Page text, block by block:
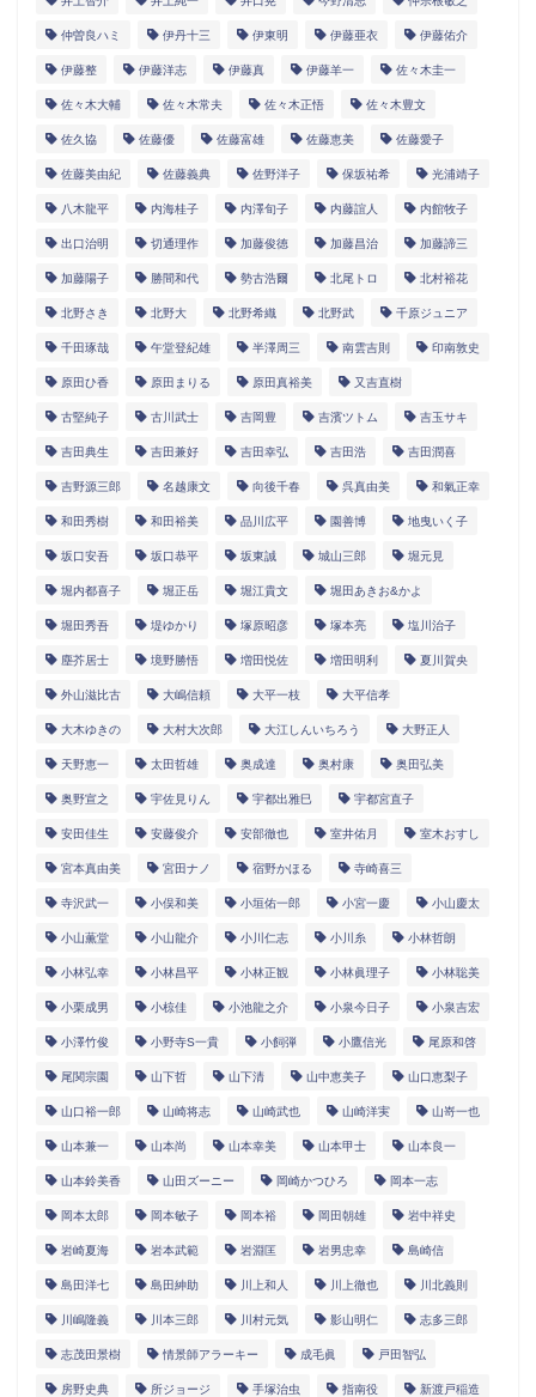
仲曽良ハミ 伊丹十三 伊東明 伊藤亜衣 伊藤佑介
伊藤整 伊藤洋志 伊藤真 伊藤羊一 佐々木圭一
佐々木大輔 佐々木常夫 佐々木正悟 佐々木豊文
佐久協 佐藤優 佐藤富雄 佐藤恵美 佐藤愛子
佐藤美由紀 佐藤義典 佐野洋子 保坂祐希 光浦靖子
八木龍平 内海桂子 内澤旬子 内藤誼人 内館牧子
出口治明 切通理作 加藤俊徳 加藤昌治 加藤諦三
加藤陽子 勝間和代 勢古浩爾 北尾トロ 北村裕花
北野さき 北野大 北野希織 北野武 千原ジュニア
千田琢哉 午堂登紀雄 半澤周三 南雲吉則 印南敦史
原田ひ香 原田まりる 原田真裕美 又吉直樹
古堅純子 古川武士 吉岡豊 吉濱ツトム 吉玉サキ
吉田典生 吉田兼好 吉田幸弘 吉田浩 吉田潤喜
吉野源三郎 名越康文 向後千春 呉真由美 和氣正幸
和田秀樹 和田裕美 品川広平 園善博 地曳いく子
坂口安吾 坂口恭平 坂東誠 城山三郎 堀元見
堀内都喜子 堀正岳 堀江貴文 堀田あきお&かよ
堀田秀吾 堤ゆかり 塚原昭彦 塚本亮 塩川治子
塵芥居士 境野勝悟 増田悦佐 増田明利 夏川賀央
外山滋比古 大嶋信頼 大平一枝 大平信孝
大木ゆきの 大村大次郎 大江しんいちろう 大野正人
天野恵一 太田哲雄 奥成達 奥村康 奥田弘美
奥野宣之 宇佐見りん 宇都出雅巳 宇都宮直子
安田佳生 安藤俊介 安部徹也 室井佑月 室木おすし
宮本真由美 宮田ナノ 宿野かほる 寺崎喜三
寺沢武一 小俣和美 小垣佑一郎 小宮一慶 小山慶太
小山薫堂 小山龍介 小川仁志 小川糸 小林哲朗
小林弘幸 小林昌平 小林正観 小林眞理子 小林聡美
小栗成男 小椋佳 小池龍之介 小泉今日子 小泉吉宏
小澤竹俊 小野寺S一貴 小飼弾 小鷹信光 尾原和啓
尾関宗園 山下哲 山下清 山中恵美子 山口恵梨子
山口裕一郎 山崎将志 山崎武也 山崎洋実 山嵜一也
山本兼一 山本尚 山本幸美 山本甲士 山本良一
山本鈴美香 山田ズーニー 岡崎かつひろ 岡本一志
岡本太郎 岡本敏子 岡本裕 岡田朝雄 岩中祥史
岩崎夏海 岩本武範 岩淵匡 岩男忠幸 島崎信
島田洋七 島田紳助 川上和人 川上徹也 川北義則
川嶋隆義 川本三郎 川村元気 影山明仁 志多三郎
志茂田景樹 情景師アラーキー 成毛眞 戸田智弘
房野史典 所ジョージ 手塚治虫 指南役 新渡戸稲造